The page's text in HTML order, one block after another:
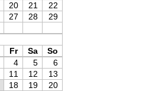
20 21
22
27 28
29
Fr Sa
So
4 5
6
11 12
13
18 19
20